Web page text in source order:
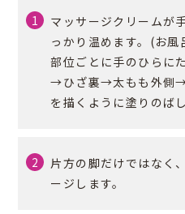
マッサージクリームが
っかり温めます。(お
部位ごとに手のひらに
→ひざ裏→太もも外側→
を描くように塗りのばし
片方の脚だけではなく
ージします。